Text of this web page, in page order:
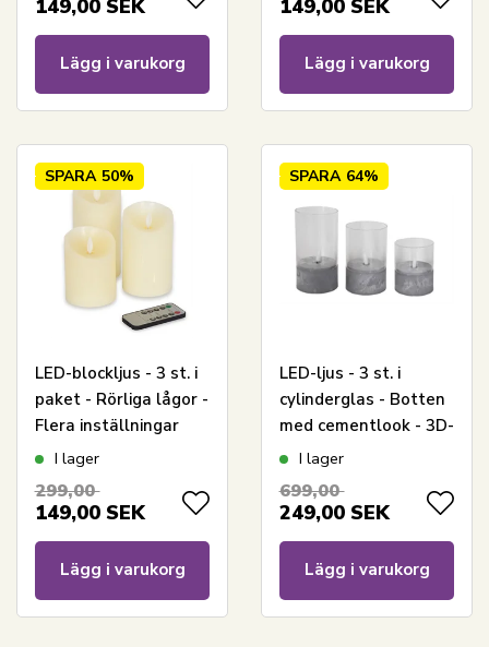
149,00 SEK
Lägg i varukorg
149,00 SEK
Lägg i varukorg
SPARA 50%
LED-blockljus - 3 st. i
paket - Rörliga lågor -
Flera inställningar
med fjärrkontroll
I lager
299,00
149,00 SEK
Lägg i varukorg
SPARA 64%
LED-ljus - 3 st. i
cylinderglas - Botten
med cementlook - 3D-
lågorI lager
699,00
249,00 SEK
Lägg i varukorg